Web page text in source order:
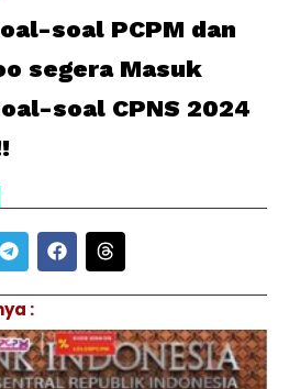
soal PCPM dan
segera Masuk
soal CPNS 2024
: